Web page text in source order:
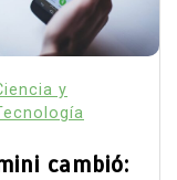
y
cambió: